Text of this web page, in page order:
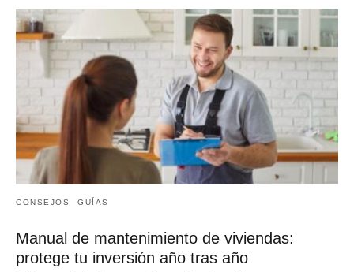
CONSEJOS GUÍAS
Manual de mantenimiento de viviendas:
protege tu inversión año tras año